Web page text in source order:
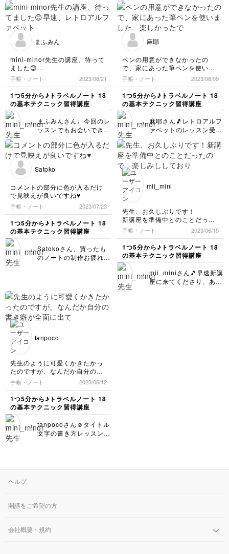
ご自身のペースでいろい
ろな手法にぜひチャレン
ジしてみてください♩
くお願いします！
まふみんさんはもともと
文字が見やすくお綺麗な
リハマりますね♪( ´θ｀)
トな大仏様なのもほん
と〜〜に可愛い〜！！
まふみんさんのオリジナ
リティが出ていてとって
も素敵です！！ ぜひ今
後もその高い技術力とユ
づくりを進めてください
ね♩ 次回のレッスンも
よろしくお願いします！
いつもながら、レッスン
内容の理解が早く、スム
ーズに完成まで辿り着け
す(๑>◡<๑) 行動ログは
とても重要な要素の一つ
なので、ぜひこの3つ、
しっかりマスターしてみ
てください！ 次回のレ
ッスンもよろしくお願い
します！
まふみん
mini‐minor先生の講座、待って
ました😊
早速、レトロアルファベットを
練習しました。
もっとスムーズに書けるように
したいです。
いろんな枠もトラベルノートに
活用したいです。
手帳・ノート 2023/08/21
1つ5分から♪トラベルノート 18
の基本テクニック習得講座
まふみんさん♩今回のレ
ッスンでもお会いできて
イトル文字の書き方のレ
ッスン受講、お疲れ様で
いるベンの太さなどもピ
ても綺麗に仕上がってい
ますね！ まふみんさん
はノートを構成する力が
抜群なので、今回のよう
なテクニック特集講座で
ワザのバリエーションを
ノートづくりをこれまで
以上にレベルアップさせ
麻耶
ペンの用意ができなかったの
で、家にあった筆ペンを使いま
した。
楽しかったです。
手帳・ノート 2023/08/09
1つ5分から♪トラベルノート 18
の基本テクニック習得講座
麻耶さん🎵レトロアルフ
ァベットのレッスン受講
宅にある筆ペンを使用さ
れたとのことですが、ペ
ン先の太さなど、今回の
セレクトですね！ トレ
る筆跡も、とても上手に
描けていてポイントをし
っかり掴んでいただいて
いるなあと思いました◎
次回のレッスンもよろし
くお願いします！
Satoko
コメントの部分に色が入るだけ
で見映えが良いですね♥
手帳・ノート 2023/07/23
1つ5分から♪トラベルノート 18
の基本テクニック習得講座
Satokoさん、買ったも
のノートの制作お疲れ様
発想が素敵！ 出来上が
ったノートも、レッスン
の内容をしっかり再現で
きていて、レイアウトな
るのを感じます(๑>◡<๑)
ぜひこの調子で他のパタ
くださいね！ 次回のレ
ッスンもよろしくお願い
します☺️
mii_mini
先生、お久しぶりです！
新講座を準備中とのことだった
ので、楽しみししておりまし
た。
今回の講座はまだ全部は拝見し
てないのですが、
待っている間に作っていたノー
トで、お気に入りになったもの
の画像です。
先にタイトル文字の描き方を見
ればよかったです。
手帳・ノート 2023/06/15
1つ5分から♪トラベルノート 18
の基本テクニック習得講座
mii_miniさん🎵早速新講
座に来てくださり、あり
tanpoco
先生のように可愛くかきたかっ
たのですが、なんだか自分の書
き癖が全面に出てしまいました
😅これからノートを作る際以外
でも活用していきたい可愛いフ
ォントだと思いました📝
手帳・ノート 2023/06/12
1つ5分から♪トラベルノート 18
の基本テクニック習得講座
tanpocoさん☺️タイトル
文字の書き方レッスン、
いますね(๑>◡<๑) ご自
ことよりも、 「いつも
と違った雰囲気の可愛い
うになる」ことが一番大
ヘルプ
開講をご希望の方
会社概要・規約